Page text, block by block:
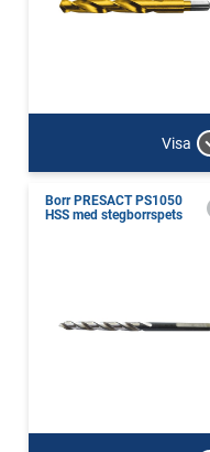
Visa
Borr PRESACT PS1050
HSS med stegborrspets